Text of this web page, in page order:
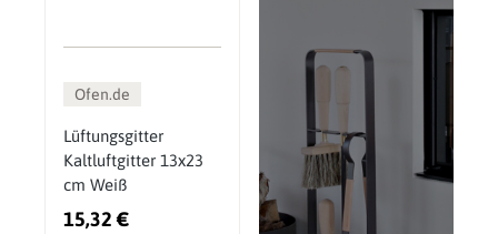
Ofen.de
Lüftungsgitter
Kaltluftgitter 13x23
cm Weiß
15,32 €